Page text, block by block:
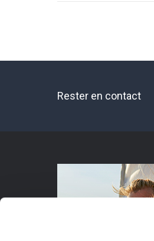
Rester en contact